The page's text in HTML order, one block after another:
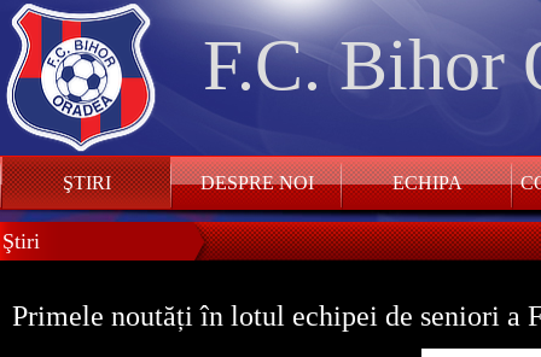
F.C. Bihor
ŞTIRI DESPRE NOI ECHIPA
Ştiri
Primele noutăți în lotul echipei de seniori a